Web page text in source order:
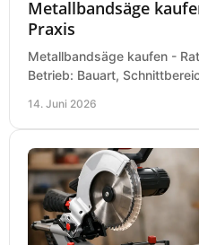
Metallbandsäge
Praxis
Metallbandsäge kaufen -
Betrieb: Bauart,
14. Juni 2026